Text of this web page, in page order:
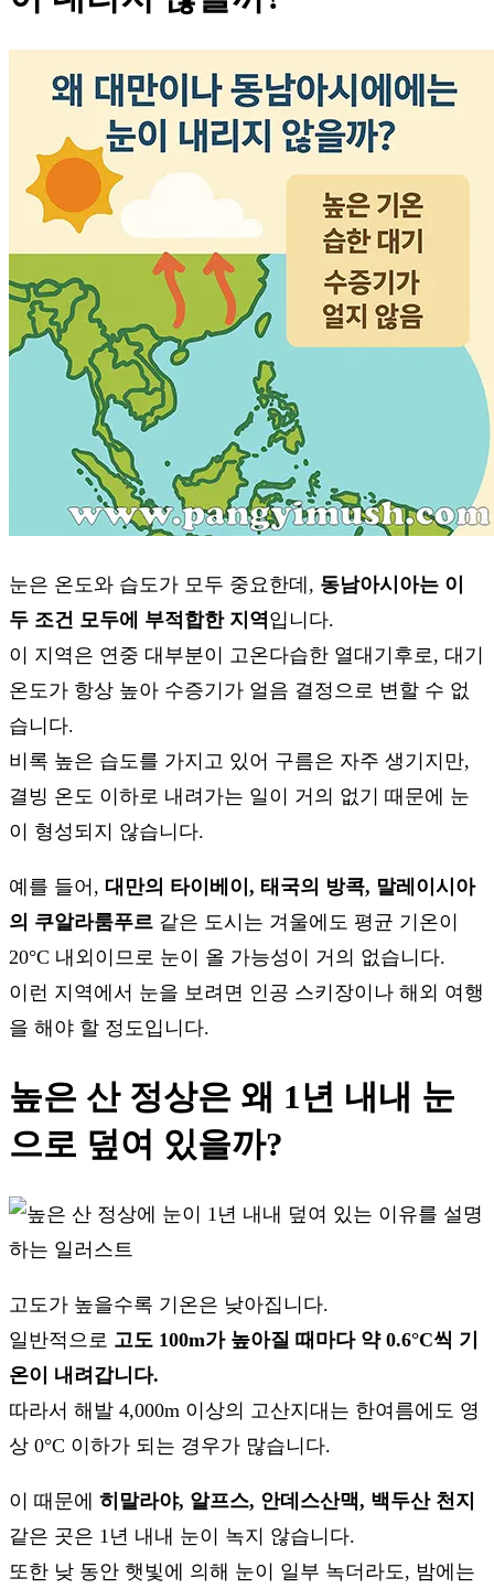
눈은 온도와 습도가 모두 중요한데, 동남아시아는 이
두 조건 모두에 부적합한 지역입니다.
이 지역은 연중 대부분이 고온다습한 열대기후로, 대기
온도가 항상 높아 수증기가 얼음 결정으로 변할 수 없
습니다.
비록 높은 습도를 가지고 있어 구름은 자주 생기지만,
결빙 온도 이하로 내려가는 일이 거의 없기 때문에 눈
이 형성되지 않습니다.
예를 들어, 대만의 타이베이, 태국의 방콕, 말레이시아
의 쿠알라룸푸르 같은 도시는 겨울에도 평균 기온이
20°C 내외이므로 눈이 올 가능성이 거의 없습니다.
이런 지역에서 눈을 보려면 인공 스키장이나 해외 여행
을 해야 할 정도입니다.
높은 산 정상은 왜 1년 내내 눈
으로 덮여 있을까?
고도가 높을수록 기온은 낮아집니다.
일반적으로 고도 100m가 높아질 때마다 약 0.6°C씩 기
온이 내려갑니다.
따라서 해발 4,000m 이상의 고산지대는 한여름에도 영
상 0°C 이하가 되는 경우가 많습니다.
이 때문에 히말라야, 알프스, 안데스산맥, 백두산 천지
같은 곳은 1년 내내 눈이 녹지 않습니다.
또한 낮 동안 햇빛에 의해 눈이 일부 녹더라도, 밤에는